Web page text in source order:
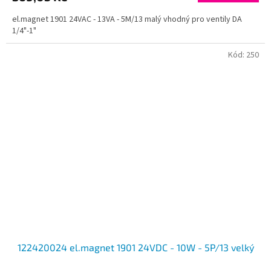
el.magnet 1901 24VAC - 13VA - 5M/13 malý vhodný pro ventily DA
1/4"-1"
122420024 el.magnet 1901 24VDC - 10W - 5P/13 velký
Kód: 250